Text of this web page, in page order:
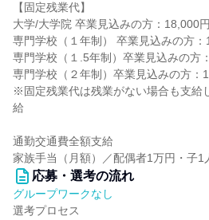
【固定残業代】
大学/大学院 卒業見込みの方：18,000
専門学校（１年制） 卒業見込みの方
専門学校（１.5年制）卒業見込みの方
専門学校（２年制）卒業見込みの方：
※固定残業代は残業がない場合も支給
給
通勤交通費全額支給
家族手当（月額）／配偶者1万円・子1
応募・選考の流れ
グループワークなし
選考プロセス